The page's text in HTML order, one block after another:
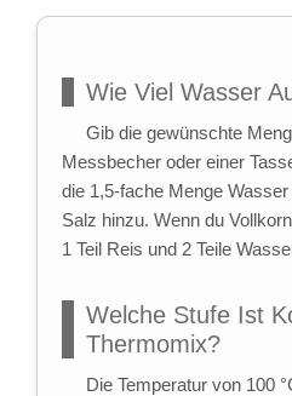
Wie Viel Wasser
Gib die gewünschte
Messbecher oder einer
die 1,5-fache Menge
Salz hinzu. Wenn du
1 Teil Reis und 2 Teile
Welche Stufe Ist
Thermomix?
Die Temperatur von 100